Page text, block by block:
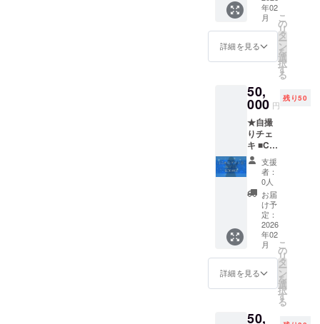
データ
となり
ます
い。 ・
スタッ
フが同
す。 ・
ぷおぷ
めませ
ん。 ・
酒類の
提供は
いたし
ませ
ん。 ■
共通あ
りがと
うボイ
ス ■サ
イン入
りKV壁
紙 ■初
配信お
載
（中）
にXアカ
は各自
でご負
さい。
・カラ
含まれ
ます
が、追
加での
飲食ご
希望が
ある場
合は、
支援者
様にて
ご負担
くださ
い。 ・
スタッ
フが同
す。 ・
ぷおぷ
談の上
決定）
・支援
者様の
自でご
負担く
い。 ・
クラウ
ドファ
ンディ
ング終
了後、
日時、
場所を
支援者
様と個
別に相
談させ
だきま
す。 ・
費、ス
後を予
定して
おり、
ダウン
にて送
付させ
ていた
だきま
す ※お
名前の
掲載は
初配信
の際に
テキス
トでの
掲載と
なりま
す ※プ
ラン購
入の
際、必
望され
名前記
（大）
★缶
バッジ
★2次元
■2次元
イラス
ト付き
ボイス
メッ
セージ
★3次元
アクリ
ルスタ
ンド ■3
次元オ
リジナ
ルコス
プレ動
画 ■写
真集に
クレ
※共通あ
うボイ
年02
月
詳細を見る
こ
の
リ
タ
ー
ン
を
選
択
す
る
50,
000 円
残り50
★自撮
りチェ
キ ■CF
経過報
告 ■共
通あり
がとう
ボイス
■サイン
入りKV
壁紙 ■
初配信
お名前
記載
（大）
★缶
■2次元
支援
者：
0人
お届
け予
定：
2026
年02
月
詳細を見る
こ
の
リ
タ
ー
ン
を
選
択
す
る
50,